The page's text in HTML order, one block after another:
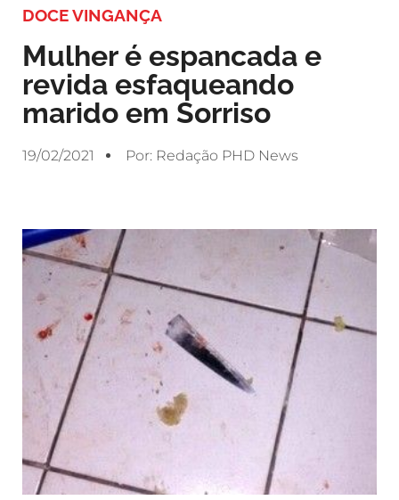
DOCE VINGANÇA
Mulher é espancada e
revida esfaqueando
marido em Sorriso
19/02/2021 Por: Redação PHD News